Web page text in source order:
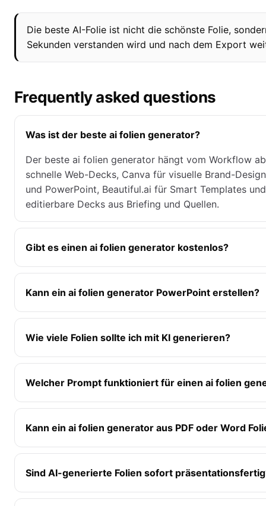
Die beste AI-Folie ist nicht die schönste Folie,
Sekunden verstanden wird und nach dem Export
Frequently asked questions
Was ist der beste ai folien generator?
Der beste ai folien generator hängt vom Workflow
schnelle Web-Decks, Canva für visuelle Brand-
und PowerPoint, Beautiful.ai für Smart Templates
editierbare Decks aus Briefing und Quellen.
Gibt es einen ai folien generator kostenlos?
Kann ein ai folien generator PowerPoint erstellen?
Wie viele Folien sollte ich mit KI generieren?
Welcher Prompt funktioniert für einen ai folien
Kann ein ai folien generator aus PDF oder Word
Sind AI-generierte Folien sofort